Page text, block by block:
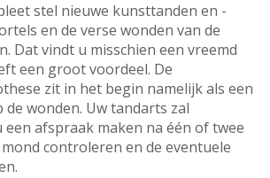
stel nieuwe kunsttanden en -
en de verse wonden van de
Dat vindt u misschien een vreemd
een groot voordeel. De
zit in het begin namelijk als een
wonden. Uw tandarts zal
afspraak maken na één of twee
controleren en de eventuele